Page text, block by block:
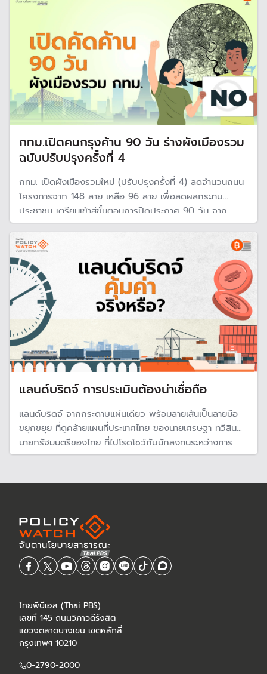
กทม.เปิดคนกรุงค้าน 90 วัน ร่างผังเมืองรวม
ฉบับปรับปรุงครั้งที่ 4
กทม. เปิดผังเมืองรวมใหม่ (ปรับปรุงครั้งที่ 4) ลดจำนวนถนน
โครงการจาก 148 สาย เหลือ 96 สาย เพื่อลดผลกระทบ
ประชาชน เตรียมเข้าสู่ขั้นตอนการปิดประกาศ 90 วัน จาก
ก.ค.-ก.ย. 69 ชวนคนกรุงตรวจสอบและยื่นคำร้องรอบสุดท้าย
แลนด์บริดจ์ การประเมินต้องน่าเชื่อถือ
แลนด์บริดจ์ จากกระดาษแผ่นเดียว พร้อมลายเส้นเป็นลายมือ
ขยุกขยุย ที่ดูคล้ายแผนที่ประเทศไทย ของนายเศรษฐา ทวีสิน
นายกรัฐมนตรีของไทย ที่ไปโรดโชว์กับนักลงทุนระหว่างการ
เยือนจีน โครงการแลนด์บริดจ์ก็ได้รับการ "ฟื้นชีพ" ขึ้นมาอีก
ไทยพีบีเอส (Thai PBS)
เลขที่ 145 ถนนวิภาวดีรังสิต
แขวงตลาดบางเขน เขตหลักสี่
กรุงเทพฯ 10210
0-2790-2000